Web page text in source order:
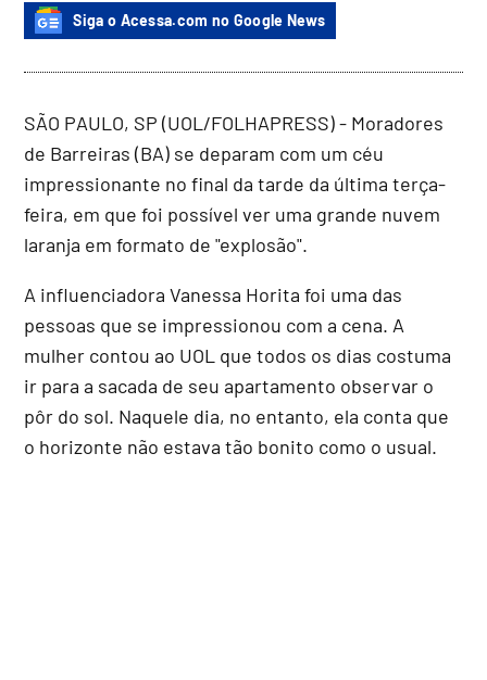
Siga o Acessa.com no Google News
SÃO PAULO, SP (UOL/FOLHAPRESS) - Moradores
de Barreiras (BA) se deparam com um céu
impressionante no final da tarde da última terça-
feira, em que foi possível ver uma grande nuvem
laranja em formato de "explosão".
A influenciadora Vanessa Horita foi uma das
pessoas que se impressionou com a cena. A
mulher contou ao UOL que todos os dias costuma
ir para a sacada de seu apartamento observar o
pôr do sol. Naquele dia, no entanto, ela conta que
o horizonte não estava tão bonito como o usual.